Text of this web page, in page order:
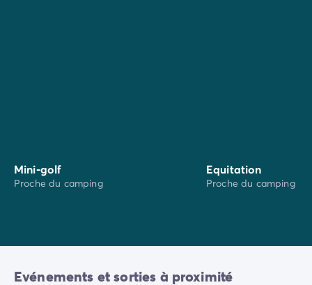
artisanal tous les soirs en haute saison
Mini-golf
Proche du camping
Equitation
Proche du camping
Evénements et sorties à proximité